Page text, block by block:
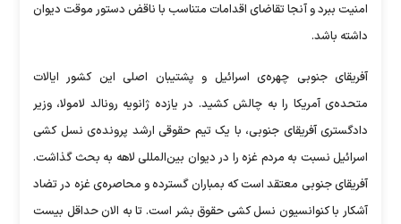
امنیت ببرد و آنجا تقاضای اقدامات متناسب با ناقض دستور موقت دیوان
داشته باشد.
آفریقای جنوبی چهره‌ی اسرائیل و پشتیبان اصلی این کشور ایالات
متحده‌ی آمریکا را به چالش کشید. در یازده ژانویه رونالد لامولا، وزیر
دادگستری آفریقای جنوبی، با یک تیم حقوقی ارشد پرونده‌ی نسل کشی
اسرائیل نسبت به مردم غزه را در دیوان بین‌المللی لاهه به بحث گذاشت.
آفریقای جنوبی معتقد است که بمباران گسترده و محاصره‌ی غزه در تضاد
آشکار با کنوانسیون نسل کشی حقوق بشر است. تا به الان حداقل بیست